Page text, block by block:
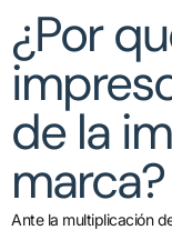
¿Por
de la
marca?
Ante la multiplicación